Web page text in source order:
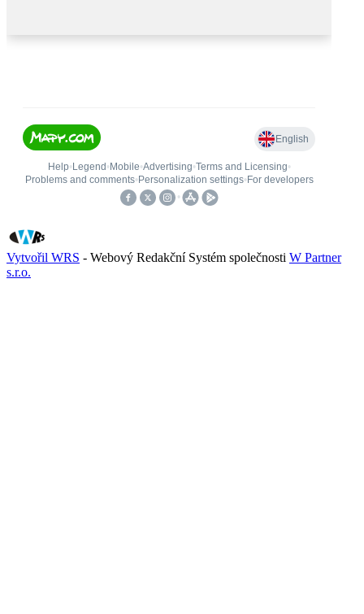
Vytvořil WRS - Webový Redakční Systém společnosti W Partner
s.r.o.